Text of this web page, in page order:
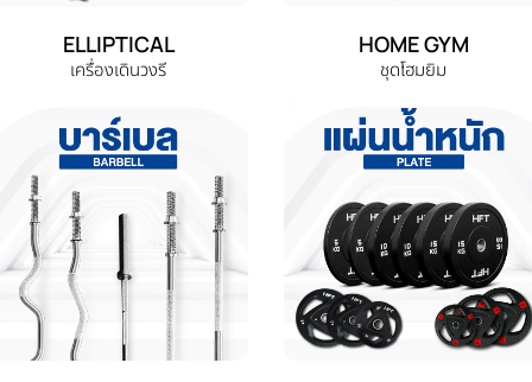
ELLIPTICAL
เครื่องเดินวงรี
HOME GYM
ชุดโฮมยิม